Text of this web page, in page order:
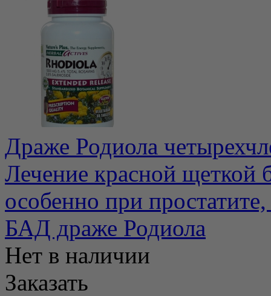
Драже Родиола
Лечение красной щеткой
особенно при
БАД драже Родиола
Нет в наличии
Заказать